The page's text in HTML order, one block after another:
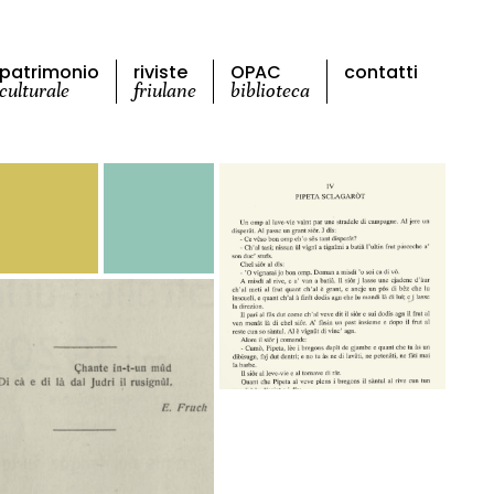
patrimonio
culturale
riviste
friulane
OPAC
biblioteca
contatti